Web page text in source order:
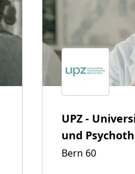
UPZ -
und
Bern 60